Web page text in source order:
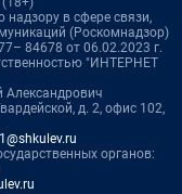
в сфере связи,
(Роскомнадзор)
84678 от 06.02.2023 г.
"ИНТЕРНЕТ
Александрович
д. 2, офис 102,
органов: